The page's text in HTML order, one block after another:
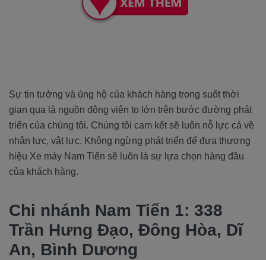
Sự tin tưởng và ủng hộ của khách hàng trong suốt thời
gian qua là nguồn động viên to lớn trên bước đường phát
triển của chúng tôi. Chúng tôi cam kết sẽ luôn nỗ lực cả về
nhân lực, vật lực. Không ngừng phát triển để đưa thương
hiệu Xe máy Nam Tiến sẽ luôn là sự lựa chọn hàng đầu
của khách hàng.
Chi nhánh Nam Tiến 1: 338
Trần Hưng Đạo, Đông Hòa, Dĩ
An, Bình Dương